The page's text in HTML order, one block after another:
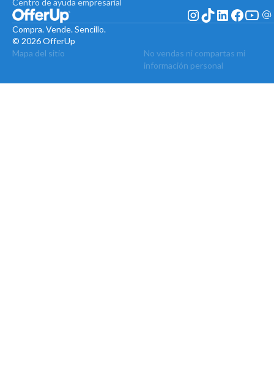
Compra. Vende. Sencillo.
© 2026 OfferUp
Mapa del sitio
No vendas ni compartas mi
información personal